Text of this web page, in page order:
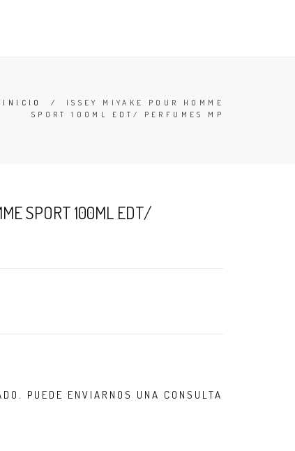
INICIO / ISSEY MIYAKE POUR HOMME
SPORT 100ML EDT/ PERFUMES MP
SPORT 100ML EDT/
PUEDE ENVIARNOS UNA CONSULTA